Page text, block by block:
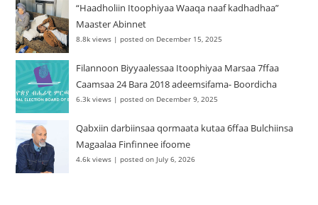
“Haadholiin Itoophiyaa Waaqa naaf kadhadhaa”
Maaster Abinnet
8.8k views |posted on December 15, 2025
Filannoon Biyyaalessaa Itoophiyaa Marsaa 7ffaa
Caamsaa 24 Bara 2018 adeemsifama- Boordicha
6.3k views |posted on December 9, 2025
Qabxiin darbiinsaa qormaata kutaa 6ffaa Bulchiinsa
Magaalaa Finfinnee ifoome
4.6k views |posted on July 6, 2026